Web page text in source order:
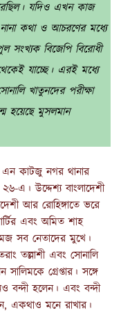
যদিও এখন কাজ
কথা ও আচরণের মধ্যে
সংখ্যক বিজেপি বিরোধী
যাচ্ছে। এরই মধ্যে
খাতুনদের পরীক্ষা
হয়েছে মুসলমান
এন কাটজু নগর থানার
এ। উদ্দেশ্য বাংলাদেশী
আর রোহিঙ্গাতে ভরে
এবং অমিত শাহ
সব নেতাদের মুখে।
তল্লাশী এবং সোনালি
গ্রেপ্তার। সঙ্গে
বন্দী হলেন। এবং বন্দী
একথাও মনে রাখার।